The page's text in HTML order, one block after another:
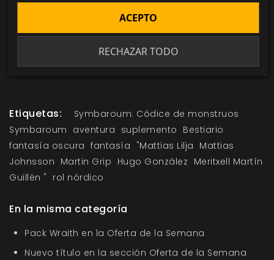
Etiquetas:
Symbaroum: Códice de monstruos
Symbaroum aventura suplemento Bestiario
fantasía oscura fantasía "Mattias Lilja Mattias
Johnsson Martin Grip Hugo González Meritxell Martín
Guillén " rol nórdico
En la misma categoría
Pack Wraith en la Oferta de la Semana
Nuevo título en la sección Oferta de la Semana
RECHAZAR TODO
ACEPTO